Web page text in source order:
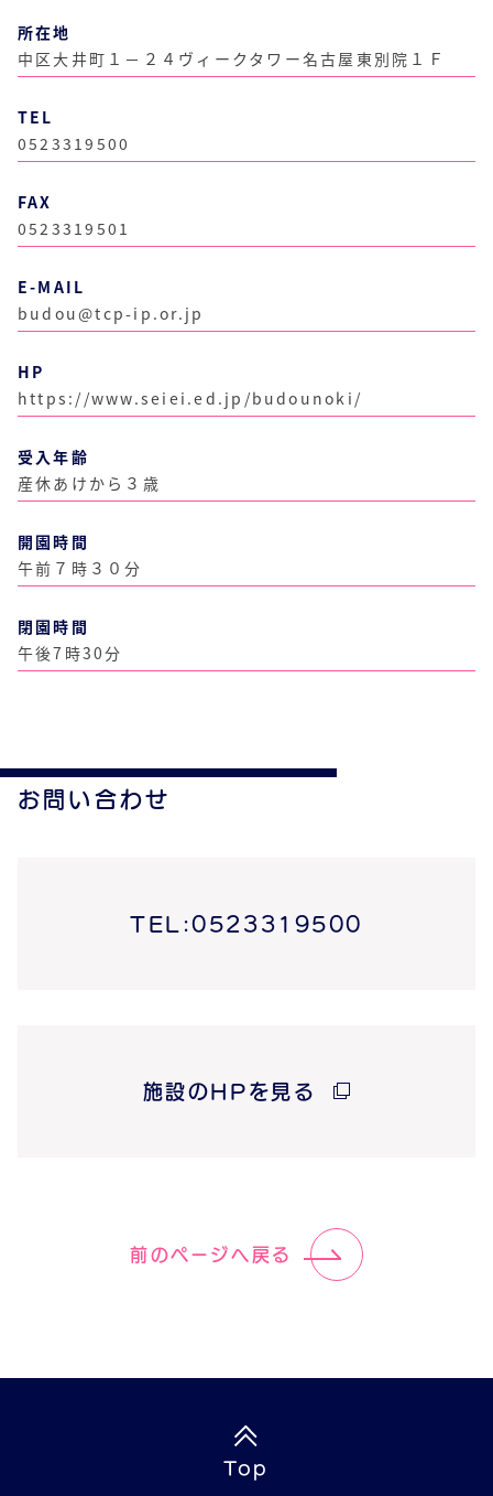
所在地
中区大井町１－２４ヴィークタワー名古屋東別院１Ｆ
TEL
0523319500
FAX
0523319501
E-MAIL
budou@tcp-ip.or.jp
HP
https://www.seiei.ed.jp/budounoki/
受入年齢
産休あけから３歳
開園時間
午前７時３０分
閉園時間
午後7時30分
お問い合わせ
TEL:0523319500
施設のHPを見る
前のページへ戻る
Top